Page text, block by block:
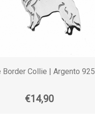
Border Collie | Argento 925
€14,90